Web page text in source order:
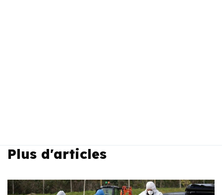
Plus d'articles